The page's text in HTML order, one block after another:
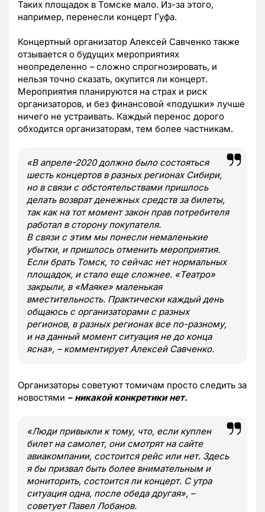
Таких площадок в Томске мало. Из-за этого,
например, перенесли концерт Гуфа.
Концертный организатор Алексей Савченко также
отзывается о будущих мероприятиях
неопределенно –сложно спрогнозировать, и
нельзя точно сказать, окупится ли концерт.
Мероприятия планируются на страх и риск
организаторов, и без финансовой «подушки» лучше
ничего не устраивать. Каждый перенос дорого
обходится организаторам, тем более частникам.
«В апреле-2020 должно было состояться
шесть концертов в разных регионах Сибири,
но в связи с обстоятельствами пришлось
делать возврат денежных средств за билеты,
так как на тот момент закон прав потребителя
работал в сторону покупателя.
В связи с этим мы понесли немаленькие
убытки, и пришлось отменить мероприятия.
Если брать Томск, то сейчас нет нормальных
площадок, и стало еще сложнее. «Театро»
закрыли, в «Маяке» маленькая
вместительность. Практически каждый день
общаюсь с организаторами с разных
регионов, в разных регионах все по-разному,
и на данный момент ситуация не до конца
ясна», – комментирует Алексей Савченко.
Организаторы советуют томичам просто следить за
новостями – никакой конкретики нет.
«Люди привыкли к тому, что, если куплен
билет на самолет, они смотрят на сайте
авиакомпании, состоится рейс или нет. Здесь
я бы призвал быть более внимательным и
мониторить, состоится ли концерт. С утра
ситуация одна, после обеда другая», –
советует Павел Лобанов.